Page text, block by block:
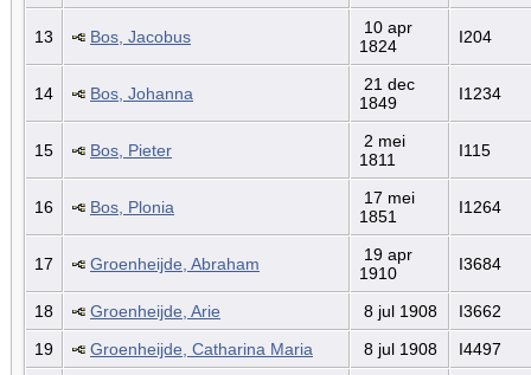
13 Bos, Jacobus
10 apr
1824
I204
14 Bos, Johanna
21 dec
1849
I1234
15 Bos, Pieter
2 mei
1811
I115
16 Bos, Plonia
17 mei
1851
I1264
17 Groenheijde, Abraham
19 apr
1910
I3684
18 Groenheijde, Arie 8 jul 1908
I3662
19
Groenheijde, Catharina Maria 8 jul 1908 I4497